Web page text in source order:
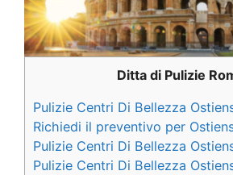
Ditta di Pulizie
Pulizie Centri Di Bellezza
Richiedi il preventivo per
Pulizie Centri Di Bellezza
Pulizie Centri Di Bellezza